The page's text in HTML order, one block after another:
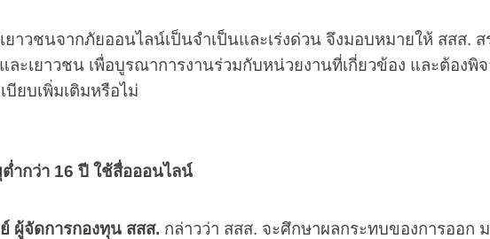
นจากภัยออนไลน์เป็นจำเป็นและเร่งด่วน จึงมอบหมายให้ สสส. ส
และเยาวชน เพื่อบูรณาการงานร่วมกับหน่วยงานที่เกี่ยวข้อง และต้องพิ
ยบเพิ่มเติมหรือไม่
ำกว่า 16 ปี ใช้สื่อออนไลน์
ผู้จัดการกองทุน สสส. กล่าวว่า สสส. จะศึกษาผลกระทบของการออก